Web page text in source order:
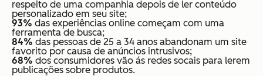
respeito de uma companhia depois de ler conteúdo
personalizado em seu site;
93% das experiências online começam com uma
ferramenta de busca;
84% das pessoas de 25 a 34 anos abandonam um site
favorito por causa de anúncios intrusivos;
68% dos consumidores vão ás redes socais para lerem
publicações sobre produtos.